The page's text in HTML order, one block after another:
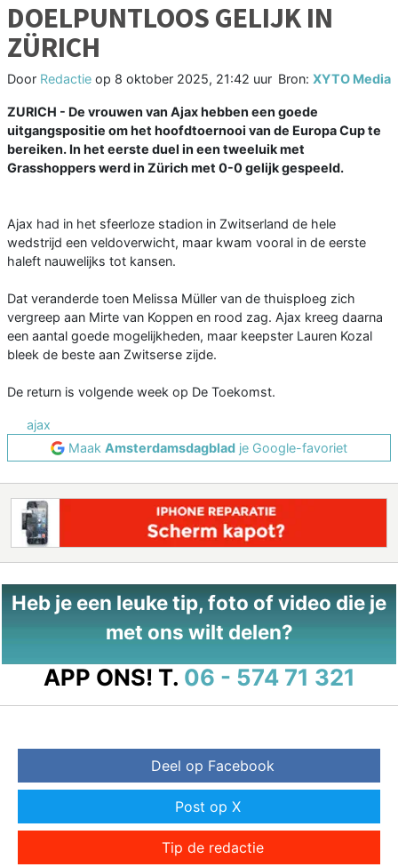
DOELPUNTLOOS GELIJK IN
ZÜRICH
Door Redactie op 8 oktober 2025, 21:42 uur Bron: XYTO Media
ZURICH - De vrouwen van Ajax hebben een goede
uitgangspositie om het hoofdtoernooi van de Europa Cup te
bereiken. In het eerste duel in een tweeluik met
Grasshoppers werd in Zürich met 0-0 gelijk gespeeld.
Ajax had in het sfeerloze stadion in Zwitserland de hele
wedstrijd een veldoverwicht, maar kwam vooral in de eerste
haleft nauwelijks tot kansen.
Dat veranderde toen Melissa Müller van de thuisploeg zich
vergreep aan Mirte van Koppen en rood zag. Ajax kreeg daarna
een aantal goede mogelijkheden, maar keepster Lauren Kozal
bleek de beste aan Zwitserse zijde.
De return is volgende week op De Toekomst.
ajax
Maak Amsterdamsdagblad je Google-favoriet
Heb je een leuke tip, foto of video die je
met ons wilt delen?
APP ONS! T. 06 - 574 71 321
Deel op Facebook
Post op X
Tip de redactie